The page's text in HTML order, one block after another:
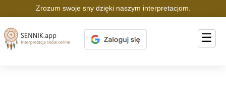
Zrozum swoje sny dzięki naszym interpretacjom.
☰